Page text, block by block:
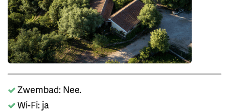
Zwembad: Nee.
Wi-Fi: ja